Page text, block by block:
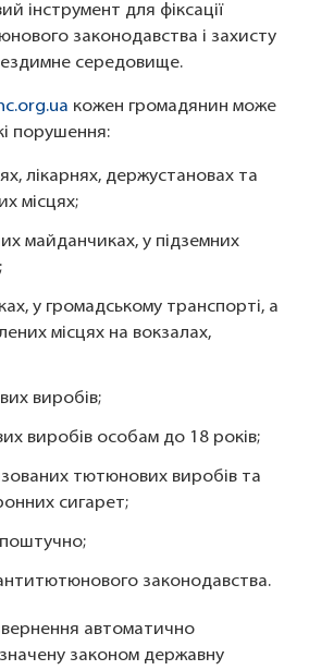
інструмент для фіксації
законодавства і захисту
середовище.
кожен громадянин може
порушення:
лікарнях, держустановах та
місцях;
майданчиках, у підземних
у громадському транспорті, а
місцях на вокзалах,
виробів;
виробів особам до 18 років;
тютюнових виробів та
сигарет;
законодавства.
автоматично
законом державну